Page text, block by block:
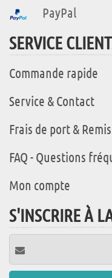
PayPal
SERVICE
Commande rapide
Service & Contact
Frais de port &
FAQ - Questions
Mon compte
S'INSCRIRE À